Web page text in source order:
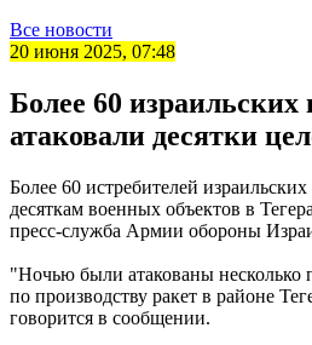
Все новости
20 июня 2025, 07:48
Более 60 израильских
атаковали десятки
Более 60 истребителей
десяткам военных объектов в
пресс-служба Армии обороны
"Ночью были атакованы
по производству ракет в районе
говорится в сообщении.